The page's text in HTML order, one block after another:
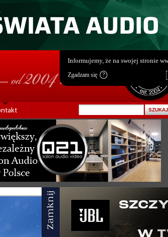
Informujemy, że na swojej stronie
Zgadzam się ?